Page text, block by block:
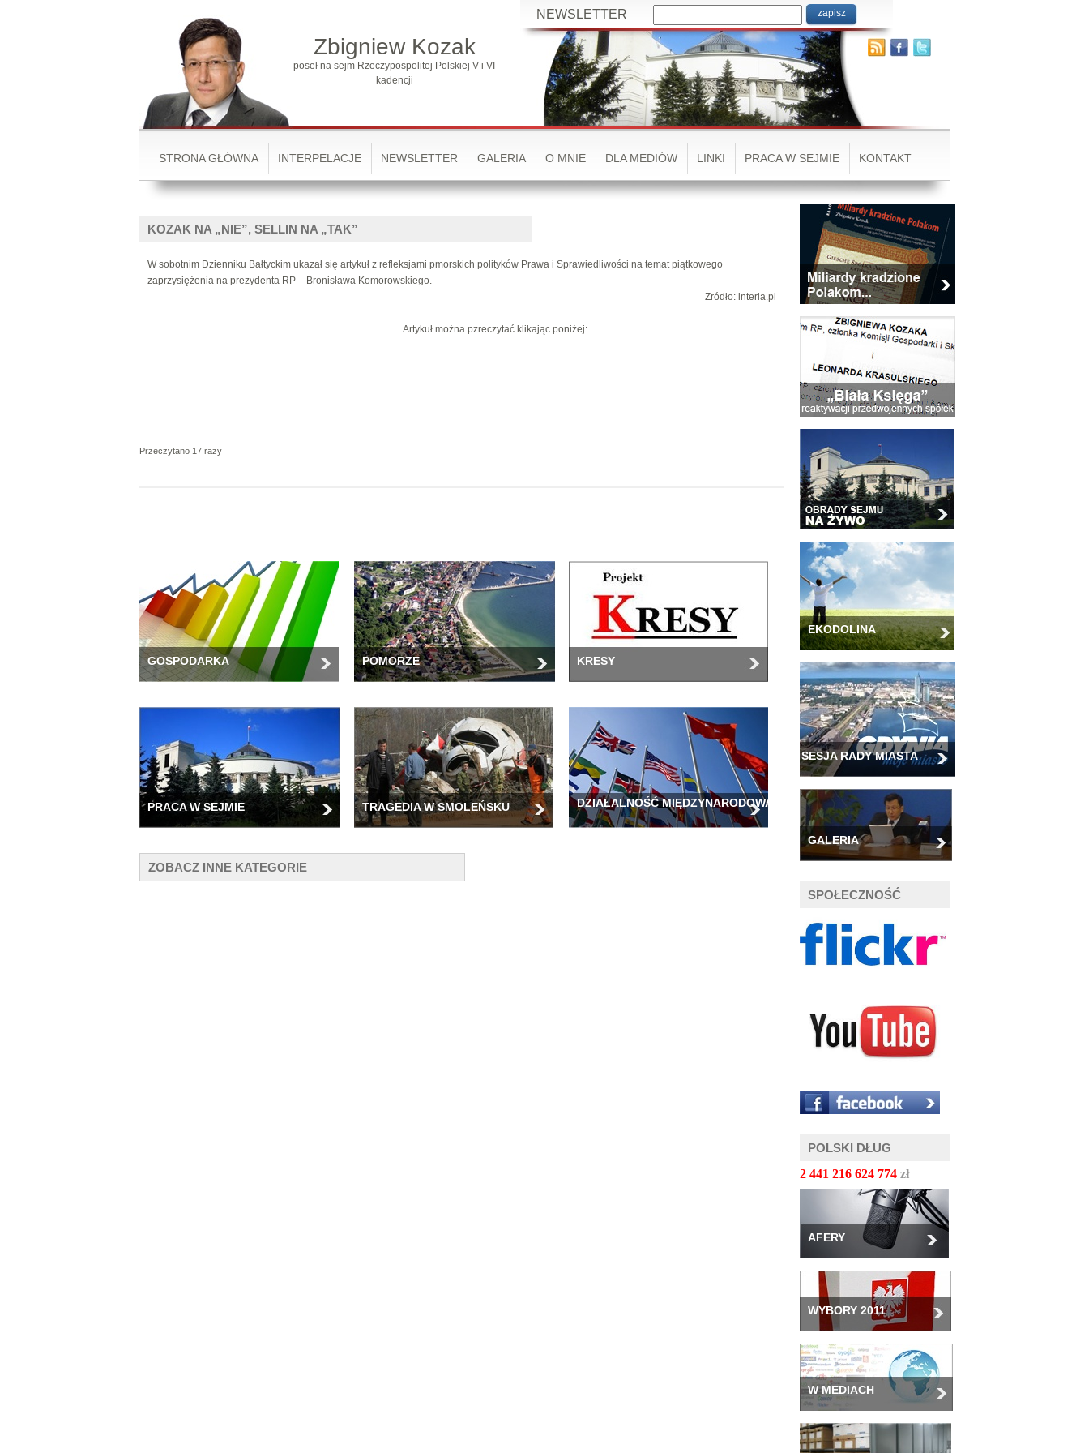
Zbigniew Kozak
poseł na sejm Rzeczypospolitej Polskiej V i VI
kadencji
NEWSLETTER
STRONA GŁÓWNA INTERPELACJE NEWSLETTER GALERIA O MNIE DLA MEDIÓW LINKI PRACA W SEJMIE KONTAKT
KOZAK NA „NIE”, SELLIN NA „TAK”
W sobotnim Dzienniku Bałtyckim ukazał się artykuł z refleksjami pmorskich polityków Prawa i Sprawiedliwości na temat piątkowego
zaprzysiężenia na prezydenta RP – Bronisława Komorowskiego.
Zródło: interia.pl
Artykuł można pzreczytać klikając poniżej:
Przeczytano 17 razy
GOSPODARKA POMORZE KRESY
PRACA W SEJMIE TRAGEDIA W SMOLEŃSKU DZIAŁALNOŚĆ MIĘDZYNARODOWA
ZOBACZ INNE KATEGORIE
EKODOLINA
SESJA RADY MIASTA
GALERIA
SPOŁECZNOŚĆ
POLSKI DŁUG
2 441 216 626 814 zł
AFERY
WYBORY 2011
W MEDIACH